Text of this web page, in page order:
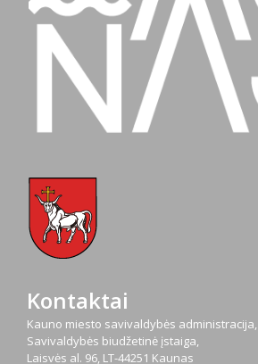
Kontaktai
Kauno miesto savivaldybės administracija,
Savivaldybės biudžetinė įstaiga,
Laisvės al. 96, LT-44251 Kaunas